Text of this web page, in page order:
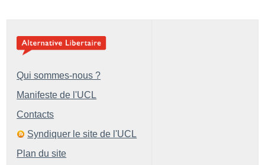
Qui sommes-nous ?
Manifeste de l'UCL
Contacts
Syndiquer le site de l'UCL
Plan du site